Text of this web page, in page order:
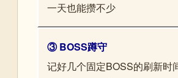
一天也能攒不少
③ BOSS蹲守
记好几个固定BOSS的刷新时